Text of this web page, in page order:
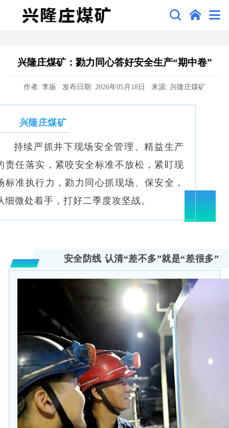
兴隆庄煤矿：勠力同心答好安全生产“期中卷”
作者: 李振 发布日期: 2026年05月18日 来源: 兴隆庄煤矿
兴隆庄煤矿
持续严抓井下现场安全管理、精益生产
责任落实，紧咬安全标准不放松，紧盯现
标准执行力，勠力同心抓现场、保安全，
细微处着手，打好二季度攻坚战。
安全防线 认清“差不多”就是“差很多”